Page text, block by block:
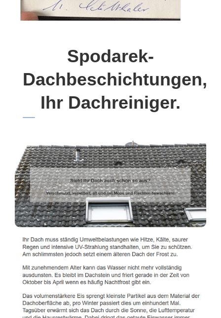
Spodarek-
Dachbeschichtungen,
Ihr Dachreiniger.